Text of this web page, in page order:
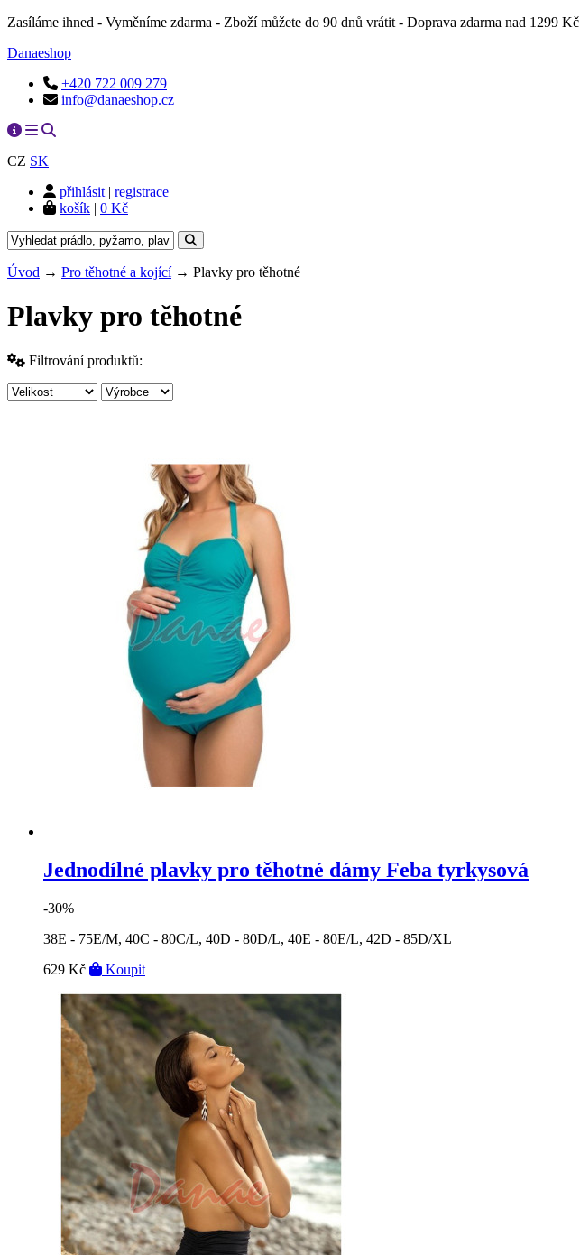
Zasíláme ihned - Vyměníme zdarma - Zboží můžete do 90 dnů vrátit - Doprava zdarma nad 1299 Kč
Danaeshop
+420 722 009 279
info@danaeshop.cz
CZ SK
přihlásit | registrace
košík | 0 Kč
Úvod → Pro těhotné a kojící→ Plavky pro těhotné
Plavky pro těhotné
Filtrování produktů:
Jednodílné plavky pro těhotné dámy Feba tyrkysová
-30%
38E - 75E/M, 40C - 80C/L, 40D - 80D/L, 40E - 80E/L, 42D - 85D/XL
629 Kč
Koupit